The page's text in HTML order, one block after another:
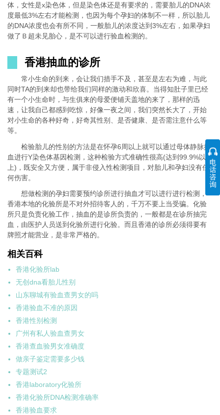
体，女性是x染色体，但是染色体还是有要求的，需要胎儿的DNA浓
度最低3%左右才能检测，也因为每个孕妇的体制不一样，所以胎儿
的DNA浓度也会有所不同，一般胎儿的浓度达到3%左右，如果孕妇
做了Ｂ超未见胎心，是不可以进行验血检测的。
香港抽血的诊所
常小生命的到来，会让我们措手不及，甚至是左右为难，与此
同时TA的到来却也带给我们同样的激动和欣喜。当得知肚子里已经
有一个小生命时，与生俱来的母爱便铺天盖地的来了，那样的迅
速，让我自己都感到吃惊，好像一夜之间，我们突然长大了，开始
对小生命的各种好奇，好奇其性别、是否健康、是否需注意什么等
等。
检验胎儿的性别的方法是在怀孕6周以上就可以通过母体静脉抽
血进行Y染色体基因检测，这种检验方式准确性很高(达到99.9%以
上)，既安全又方便，属于非侵入性检测项目，对胎儿和孕妇没有任
何伤害。
想做检测的孕妇需要预约诊所进行抽血才可以进行进行检测，
香港本地的化验所是不对外招待客人的，千万不要上当受骗。化验
所只是负责化验工作，抽血的是诊所负责的，一般都是在诊所抽完
血，由医护人员送到化验所进行化验。而且香港的诊所必须得要有
牌照才能营业，是非常严格的。
相关百科
香港化验所lab
无创dna看胎儿性别
山东聊城有验血查男女的吗
香港验血不准的原因
香港性别检测
广州有私人验血查男女
香港查血验男女准确度
做亲子鉴定需要多少钱
专题测试2
香港laboratory化验所
香港化验所DNA检测准确率
香港验血要求